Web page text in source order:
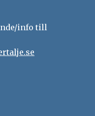
info till